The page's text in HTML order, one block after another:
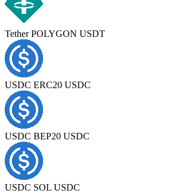
Tether POLYGON USDT
USDC ERC20 USDC
USDC BEP20 USDC
USDC SOL USDC